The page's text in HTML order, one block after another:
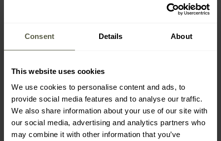
Consent Details About
This website uses cookies
We use cookies to personalise content and ads, to
provide social media features and to analyse our traffic.
We also share information about your use of our site with
our social media, advertising and analytics partners who
may combine it with other information that you’ve